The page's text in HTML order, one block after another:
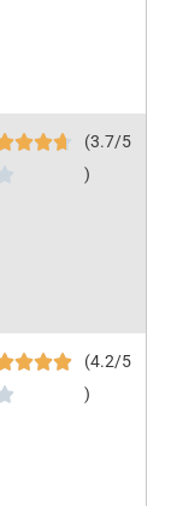
(3.7/5
)
(4.2/5
)